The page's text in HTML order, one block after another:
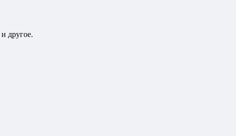
другое.